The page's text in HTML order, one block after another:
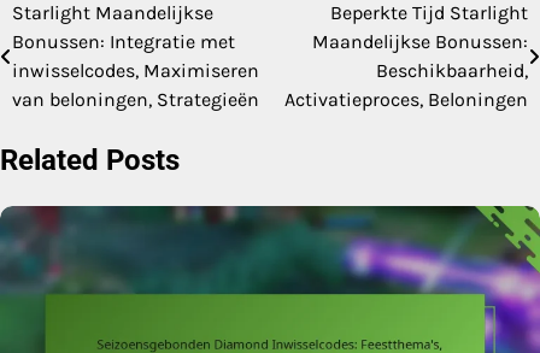
Post
navigation
Starlight Maandelijkse
Bonussen: Integratie met
inwisselcodes, Maximiseren
van beloningen, Strategieën
Beperkte Tijd Starlight
Maandelijkse Bonussen:
Beschikbaarheid,
Activatieproces, Beloningen
Related Posts